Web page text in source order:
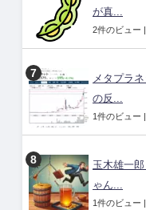
が真...
2件のビュー |
メタプラ
の反...
1件のビュー |
玉木雄一
ゃん...
1件のビュー |